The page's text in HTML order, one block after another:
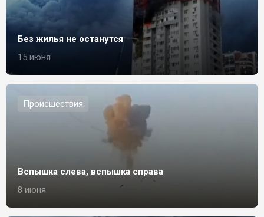
Без жилья не останутся
15 июня
Происшествия
Вспышка слева, вспышка справа
8 июня